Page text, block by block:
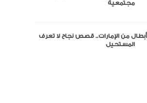
أبطال من الإمارات.. قصص نجاح لا تعرف